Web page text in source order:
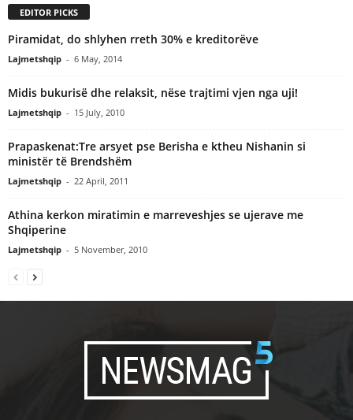
EDITOR PICKS
Piramidat, do shlyhen rreth 30% e kreditorëve
Lajmetshqip - 6 May, 2014
Midis bukurisë dhe relaksit, nëse trajtimi vjen nga uji!
Lajmetshqip - 15 July, 2010
Prapaskenat:Tre arsyet pse Berisha e ktheu Nishanin si
ministër të Brendshëm
Lajmetshqip - 22 April, 2011
Athina kerkon miratimin e marreveshjes se ujerave me
Shqiperine
Lajmetshqip - 5 November, 2010